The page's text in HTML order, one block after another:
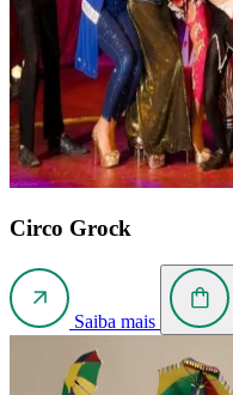
Circo Grock
Saiba mais